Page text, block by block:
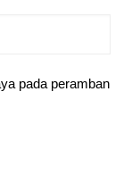
pada peramban